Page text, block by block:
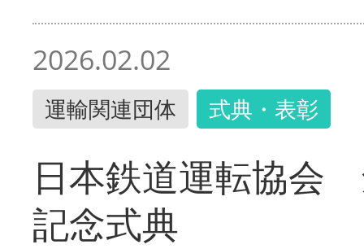
2026.02.02
運輸関連団体 式典・表彰
日本鉄道運転協会
記念式典